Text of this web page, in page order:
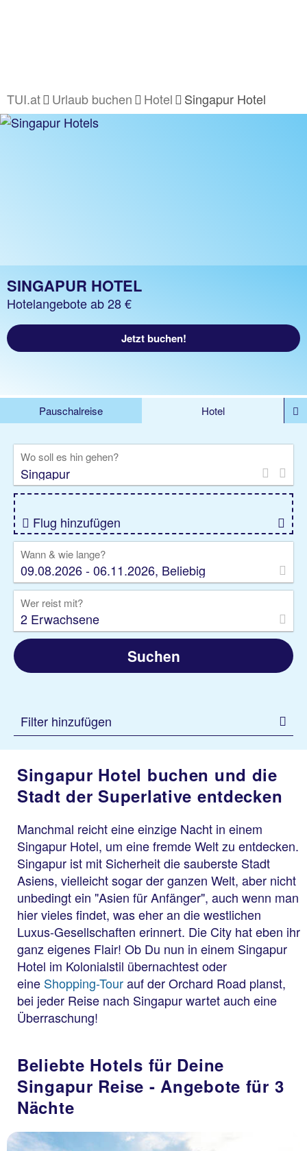
TUI.at Urlaub buchen Hotel Singapur Hotel
SINGAPUR HOTEL
Hotelangebote ab 28 €
Jetzt buchen!
Pauschalreise
Hotel
Rundreise
Kreuzfahrt
Gruppenreise
Camper Privattransfer
Wo soll es hin gehen?
Flug hinzufügen
Wann & wie lange?
09.08.2026 - 06.11.2026, Beliebig
Wer reist mit?
2 Erwachsene
Suchen
Filter hinzufügen
Singapur Hotel buchen und die
Stadt der Superlative entdecken
Manchmal reicht eine einzige Nacht in einem
Singapur Hotel, um eine fremde Welt zu entdecken.
Singapur ist mit Sicherheit die sauberste Stadt
Asiens, vielleicht sogar der ganzen Welt, aber nicht
unbedingt ein "Asien für Anfänger", auch wenn man
hier vieles findet, was eher an die westlichen
Luxus-Gesellschaften erinnert. Die City hat eben ihr
ganz eigenes Flair! Ob Du nun in einem Singapur
Hotel im Kolonialstil übernachtest oder
eine Shopping-Tourauf der Orchard Road planst,
bei jeder Reise nach Singapur wartet auch eine
Überraschung!
Beliebte Hotels für Deine
Singapur Reise - Angebote für 3
Nächte